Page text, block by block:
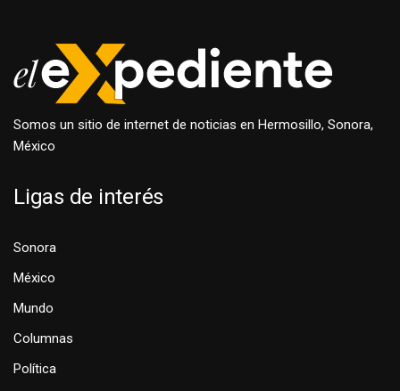
Somos un sitio de internet de noticias en Hermosillo, Sonora,
México
Ligas de interés
Sonora
México
Mundo
Columnas
Política